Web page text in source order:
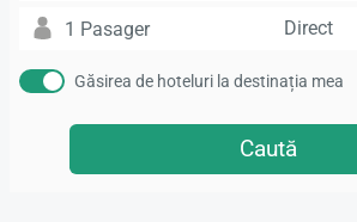
1 Pasager Direct
Găsirea de hoteluri la destinația mea
Caută